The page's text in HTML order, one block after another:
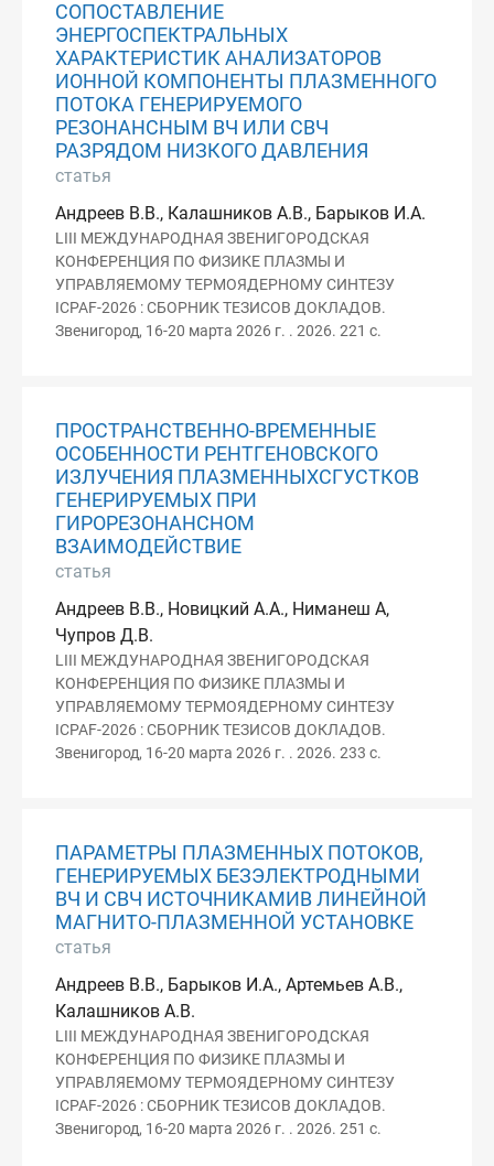
СОПОСТАВЛЕНИЕ
ЭНЕРГОСПЕКТРАЛЬНЫХ
ХАРАКТЕРИСТИК АНАЛИЗАТОРОВ
ИОННОЙ КОМПОНЕНТЫ ПЛАЗМЕННОГО
ПОТОКА ГЕНЕРИРУЕМОГО
РЕЗОНАНСНЫМ ВЧ ИЛИ СВЧ
РАЗРЯДОМ НИЗКОГО ДАВЛЕНИЯ
статья
Андреев В.В., Калашников А.В., Барыков И.А.
LIII МЕЖДУНАРОДНАЯ ЗВЕНИГОРОДСКАЯ
КОНФЕРЕНЦИЯ ПО ФИЗИКЕ ПЛАЗМЫ И
УПРАВЛЯЕМОМУ ТЕРМОЯДЕРНОМУ СИНТЕЗУ
ICPAF-2026 : СБОРНИК ТЕЗИСОВ ДОКЛАДОВ.
Звенигород, 16-20 марта 2026 г. . 2026. 221 с.
ПРОСТРАНСТВЕННО-ВРЕМЕННЫЕ
ОСОБЕННОСТИ РЕНТГЕНОВСКОГО
ИЗЛУЧЕНИЯ ПЛАЗМЕННЫХСГУСТКОВ
ГЕНЕРИРУЕМЫХ ПРИ
ГИРОРЕЗОНАНСНОМ
ВЗАИМОДЕЙСТВИЕ
статья
Андреев В.В., Новицкий А.А., Ниманеш А,
Чупров Д.В.
LIII МЕЖДУНАРОДНАЯ ЗВЕНИГОРОДСКАЯ
КОНФЕРЕНЦИЯ ПО ФИЗИКЕ ПЛАЗМЫ И
УПРАВЛЯЕМОМУ ТЕРМОЯДЕРНОМУ СИНТЕЗУ
ICPAF-2026 : СБОРНИК ТЕЗИСОВ ДОКЛАДОВ.
Звенигород, 16-20 марта 2026 г. . 2026. 233 с.
ПАРАМЕТРЫ ПЛАЗМЕННЫХ ПОТОКОВ,
ГЕНЕРИРУЕМЫХ БЕЗЭЛЕКТРОДНЫМИ
ВЧ И СВЧ ИСТОЧНИКАМИВ ЛИНЕЙНОЙ
МАГНИТО-ПЛАЗМЕННОЙ УСТАНОВКЕ
статья
Андреев В.В., Барыков И.А., Артемьев А.В.,
Калашников А.В.
LIII МЕЖДУНАРОДНАЯ ЗВЕНИГОРОДСКАЯ
КОНФЕРЕНЦИЯ ПО ФИЗИКЕ ПЛАЗМЫ И
УПРАВЛЯЕМОМУ ТЕРМОЯДЕРНОМУ СИНТЕЗУ
ICPAF-2026 : СБОРНИК ТЕЗИСОВ ДОКЛАДОВ.
Звенигород, 16-20 марта 2026 г. . 2026. 251 с.